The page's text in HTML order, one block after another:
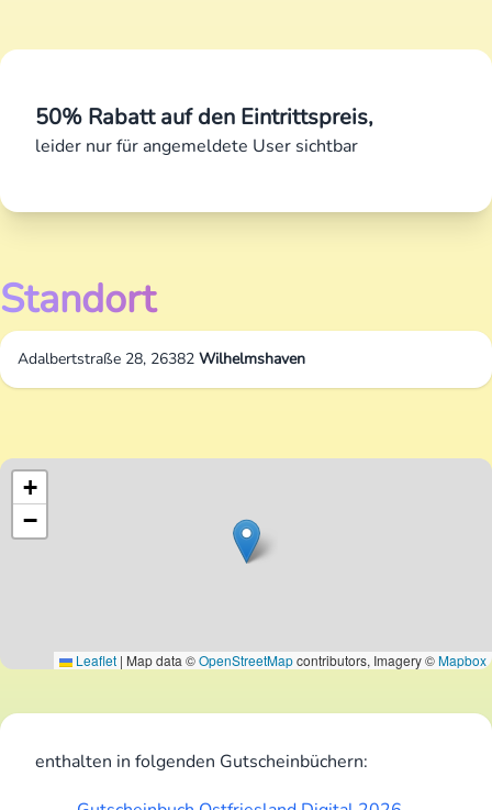
50% Rabatt auf den Eintrittspreis,
leider nur für angemeldete User sichtbar
Standort
Adalbertstraße 28, 26382 Wilhelmshaven
+
−
Leaflet | Map data ©OpenStreetMapcontributors, Imagery ©Mapbox
enthalten in folgenden Gutscheinbüchern: